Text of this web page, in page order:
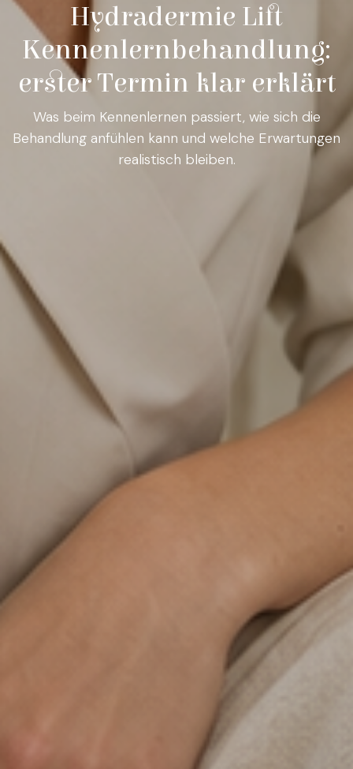
Hydradermie Lift
Kennenlernbehandlung:
erster Termin klar erklärt
Was beim Kennenlernen passiert, wie sich die
Behandlung anfühlen kann und welche Erwartungen
realistisch bleiben.